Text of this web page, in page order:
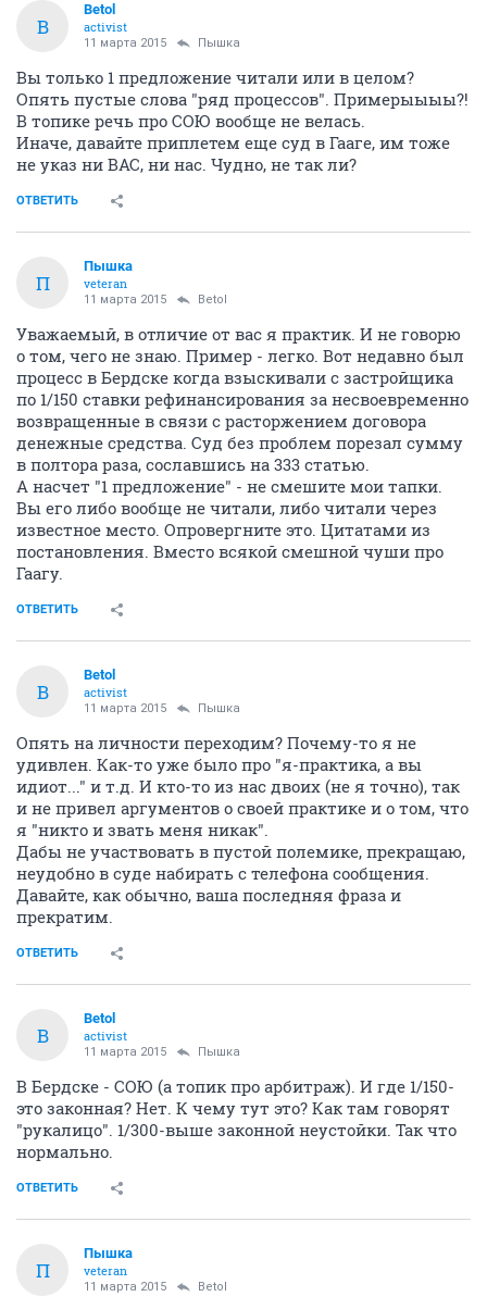
B
Betol
activist
11 марта 2015 Пышка
Вы только 1 предложение читали или в целом?
Опять пустые слова "ряд процессов". Примерыыыы?!
В топике речь про СОЮ вообще не велась.
Иначе, давайте приплетем еще суд в Гааге, им тоже
не указ ни ВАС, ни нас. Чудно, не так ли?
ОТВЕТИТЬ
П
Пышка
veteran
11 марта 2015 Betol
Уважаемый, в отличие от вас я практик. И не говорю
о том, чего не знаю. Пример - легко. Вот недавно был
процесс в Бердске когда взыскивали с застройщика
по 1/150 ставки рефинансирования за несвоевременно
возвращенные в связи с расторжением договора
денежные средства. Суд без проблем порезал сумму
в полтора раза, сославшись на 333 статью.
А насчет "1 предложение" - не смешите мои тапки.
Вы его либо вообще не читали, либо читали через
известное место. Опровергните это. Цитатами из
постановления. Вместо всякой смешной чуши про
Гаагу.
ОТВЕТИТЬ
B
Betol
activist
11 марта 2015 Пышка
Опять на личности переходим? Почему-то я не
удивлен. Как-то уже было про "я-практика, а вы
идиот..." и т.д. И кто-то из нас двоих (не я точно), так
и не привел аргументов о своей практике и о том, что
я "никто и звать меня никак".
Дабы не участвовать в пустой полемике, прекращаю,
неудобно в суде набирать с телефона сообщения.
Давайте, как обычно, ваша последняя фраза и
прекратим.
ОТВЕТИТЬ
B
Betol
activist
11 марта 2015 Пышка
В Бердске - СОЮ (а топик про арбитраж). И где 1/150-
это законная? Нет. К чему тут это? Как там говорят
"рукалицо". 1/300-выше законной неустойки. Так что
нормально.
ОТВЕТИТЬ
П
Пышка
veteran
11 марта 2015 Betol